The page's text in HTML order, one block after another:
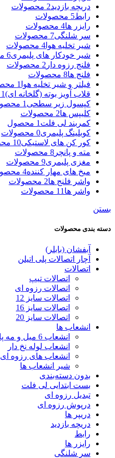
دریچه بازدید2 محصولات
رابط5 محصولات
رایزر ها4 محصولات
سر شلنگی7 محصولات
شیر تخلیه هوا 4 محصولات
شیر خودکار های پلیمری6 محصولات
فلنج رزوه دار 2 محصولات
فلنج ها8 محصولات
فیلتر و شیر تخلیه هوا 1 محصول
قلاب آویز بوته (گلخانه ای)1 محصول
کپسول زیر سطحی 1 محصول
کلیپس ها2 محصولات
کمربند لی فلت 1 محصول
کوبلینگ پلیمری0 محصولات
کور کن های لاستیکی10 محصولات
مته و پانچر 8 محصولات
مغزی پلیمری9 محصولات
میخ های مهار کننده4 محصولات
واشر فلنج ها2 محصولات
واشر ها 11 محصولات
بستن
دسته بندی محصولات
آبفشان (بابلر)
آچار اتصالات پلی اتیلن
اتصالات
اتصالات تیپ
اتصالات رزوه ای
اتصالات سایز 12
اتصالات سایز 16
اتصالات سایز 20
انشعاب ها
انشعاب 6 میل و مه پاش ها
انشعاب لوله نخ دار
انشعاب های رزوه ای
شیر انشعاب ها
بدون دسته‌بندی
بست ابتدایی لی فلت
تبدیل رزوه ای
درپوش رزوه ای
دریپر ها
دریچه بازدید
رابط
رایزر ها
سر شلنگی